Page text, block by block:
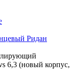
Ридан
6,3 (новый корпус,